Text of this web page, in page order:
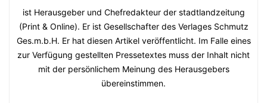
ist Herausgeber und Chefredakteur der stadtlandzeitung
(Print & Online). Er ist Gesellschafter des Verlages Schmutz
Ges.m.b.H. Er hat diesen Artikel veröffentlicht. Im Falle eines
zur Verfügung gestellten Pressetextes muss der Inhalt nicht
mit der persönlichem Meinung des Herausgebers
übereinstimmen.